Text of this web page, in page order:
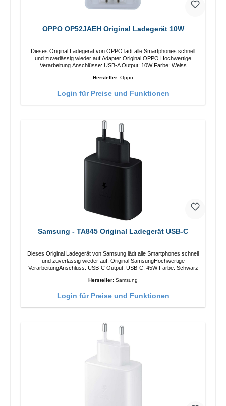
OPPO OP52JAEH Original Ladegerät 10W
Dieses Original Ladegerät von OPPO lädt alle Smartphones schnell
und zuverlässig wieder auf.Adapter Original OPPO Hochwertige
Verarbeitung Anschlüsse: USB-A Output: 10W Farbe: Weiss
Hersteller: Oppo
Login für Preise und Funktionen
Samsung - TA845 Original Ladegerät USB-C
Dieses Original Ladegerät von Samsung lädt alle Smartphones schnell
und zuverlässig wieder auf. Original SamsungHochwertige
VerarbeitungAnschlüss: USB-C Output: USB-C: 45W Farbe: Schwarz
Hersteller: Samsung
Login für Preise und Funktionen